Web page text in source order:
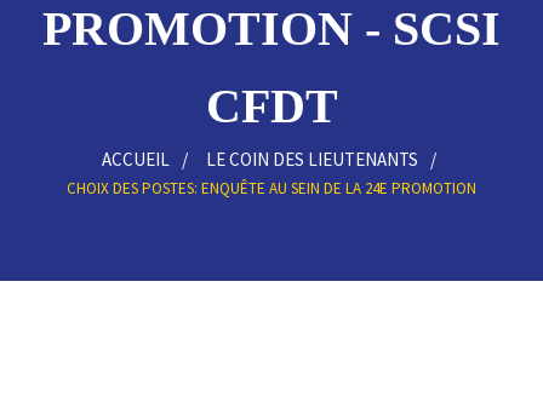
PROMOTION - SCSI
CFDT
ACCUEIL LE COIN DES LIEUTENANTS
CHOIX DES POSTES: ENQUÊTE AU SEIN DE LA 24E PROMOTION